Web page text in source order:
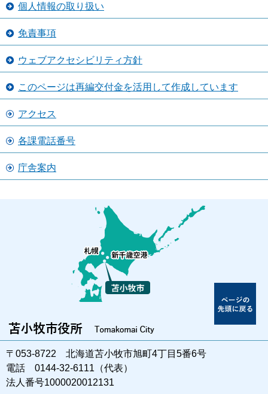
個人情報の取り扱い
免責事項
ウェブアクセシビリティ方針
このページは再編交付金を活用して作成しています
アクセス
各課電話番号
庁舎案内
〒053-8722 北海道苫小牧市旭町4丁目5番6号
電話 0144-32-6111（代表）
法人番号1000020012131